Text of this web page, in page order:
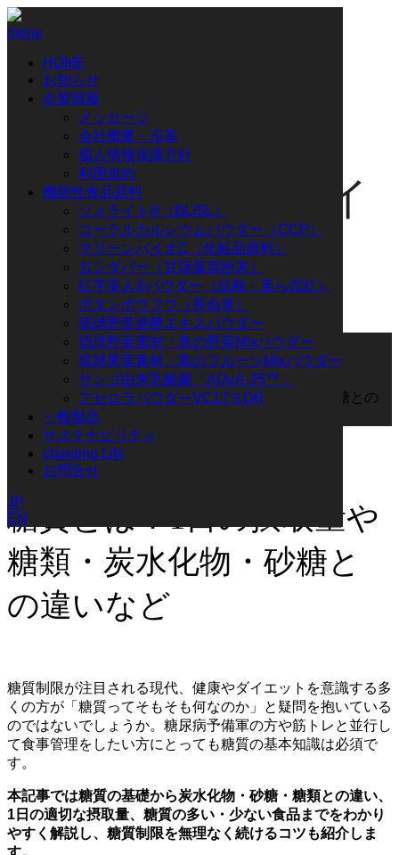
menu
HOME
お知らせ
企業情報
メッセージ
会社概要・沿革
個人情報保護方針
利用規約
機能性食品原料
ソメライト®（BL/SL）
コーラルカルシウムパウダー（CCP）
マリーンバイオC（化粧品原料）
カンダバー（甘藷葉茎粉末）
紅芋美人®パウダー（品種：美ら恋紅）
ボタンボウフウ（長命草）
琉球野草発酵エキスパウダー
琉球野菜素材・島の野菜Mixパウダー
琉球果実素材・島のフルーツMixパウダー
サンゴ由来乳酸菌「AQuA-35™」
アセロラパウダーVC17％DR
一般製品
サステナビリティ
charging Life
お問合せ
JP
EN
charging Life
チャージングライ
ホーム
charging Life チャージングライフ
糖質
糖質とは？1日の摂取量や糖類・炭水化物・砂糖との
違いなど
糖質
2025.07.11
糖質とは？1日の摂取量や
糖類・炭水化物・砂糖と
の違いなど
糖質制限が注目される現代、健康やダイエットを意識する多
くの方が「糖質ってそもそも何なのか」と疑問を抱いている
のではないでしょうか。糖尿病予備軍の方や筋トレと並行し
て食事管理をしたい方にとっても糖質の基本知識は必須で
す。
本記事では糖質の基礎から炭水化物・砂糖・糖類との違い、
1日の適切な摂取量、糖質の多い・少ない食品までをわかり
やすく解説し、糖質制限を無理なく続けるコツも紹介しま